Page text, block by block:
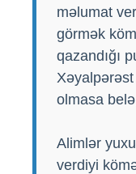
məlumat
görmək
qazandığı
olmasa
Alimlər
verdiyi